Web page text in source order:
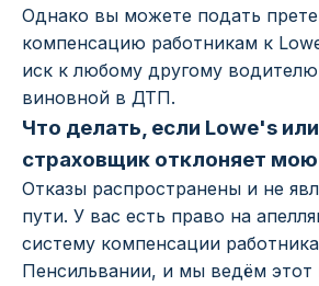
Однако вы можете подать
компенсацию работникам к
иск к любому другому
виновной в ДТП.
Что делать, если Lowe's
страховщик отклоняет
Отказы распространены и не
пути. У вас есть право на
систему компенсации
Пенсильвании, и мы ведём этот